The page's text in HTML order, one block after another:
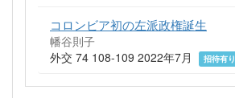
コロンビア初の左派政権誕生
幡谷則子
外交 74 108-109 2022年7月
招待有り